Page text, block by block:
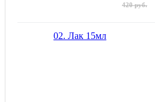
420 руб.
02. Лак 15мл